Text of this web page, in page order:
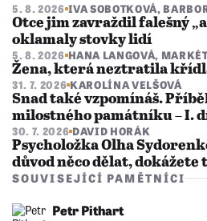
5. 8. 2026 IVA SOBOTKOVÁ,
Otce jim zavraždil falešný
oklamaly stovky lidí
5. 8. 2026 HANA LANGOVÁ,
Žena, která neztratila
31. 7. 2026 KAROLÍNA VELŠOVÁ
Snad také vzpomínáš.
milostného památníku – I.
30. 7. 2026 DAVID HORÁK
Psycholožka Olha
důvod něco dělat, dokážete
SOUVISEJÍCÍ PAMĚTNÍCI
Petr Pithart